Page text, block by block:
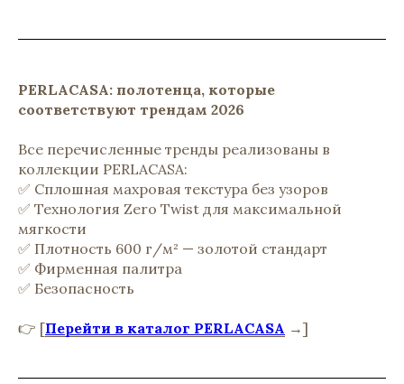
PERLACASA: полотенца, которые
соответствуют трендам 2026
Все перечисленные тренды реализованы в
коллекции PERLACASA:
✅ Сплошная махровая текстура без узоров
✅ Технология Zero Twist для максимальной
мягкости
✅ Плотность 600 г/м² — золотой стандарт
✅ Фирменная палитра
✅ Безопасность
👉 [Перейти в каталог PERLACASA →]